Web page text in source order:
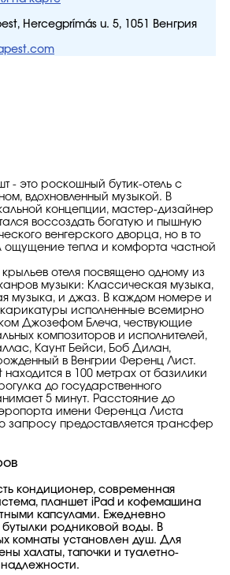
Hercegprímás u. 5, 1051 Венгрия
- это роскошный бутик-отель с
вдохновленный музыкой. В
концепции, мастер-дизайнер
воссоздать богатую и пышную
венгерского дворца, но в то
тепла и комфорта частной
отеля посвящено одному из
музыки: Классическая музыка,
музыка, и джаз. В каждом номере и
исполненные всемирно
Джозефом Блеча, чествующие
композиторов и исполнителей,
Каунт Бейси, Боб Дилан,
в Венгрии Ференц Лист.
в 100 метрах от базилики
до государственного
5 минут. Расстояние до
имени Ференца Листа
запросу предоставляется трансфер
кондиционер, современная
планшет iPad и кофемашина
капсулами. Ежедневно
родниковой воды. В
комнаты установлен душ. Для
халаты, тапочки и туалетно-